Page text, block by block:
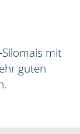
mit
guten